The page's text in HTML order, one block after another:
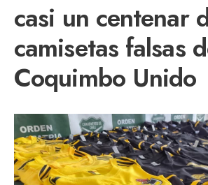
casi un centenar
camisetas falsas
Coquimbo Unido